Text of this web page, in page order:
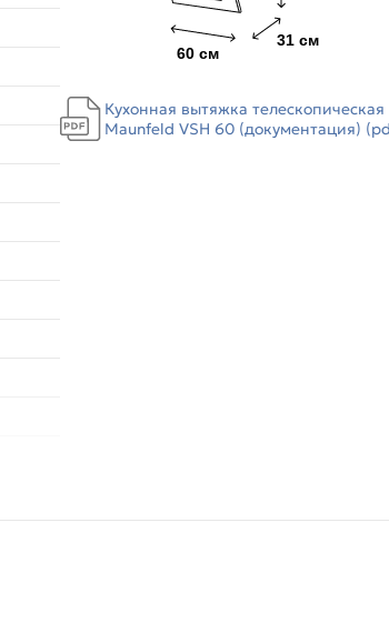
Кухонная вытяжка телескопическая
Maunfeld VSH 60 (документация)